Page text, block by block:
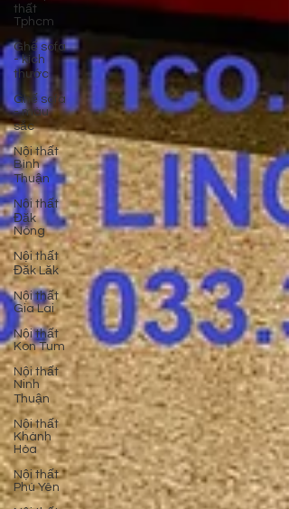
thất
Tphcm
Ghế sofa
- kích
thước
Ghế sofa
- màu
sắc
Nội thất
Bình
Thuận
Nội thất
Đăk
Nông
Nội thất
Đăk Lăk
Nội thất
Gia Lai
Nội thất
Kon Tum
Nội thất
Ninh
Thuận
Nội thất
Khánh
Hòa
Nội thất
Phú Yên